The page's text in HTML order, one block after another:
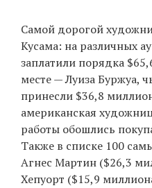
Самой дорогой
Кусама: на различных
заплатили порядка
месте — Луиза Буржуа,
принесли $36,8
американская
работы обошлись
Также в списке 100
Агнес Мартин ($26,3
Хепуорт ($15,9